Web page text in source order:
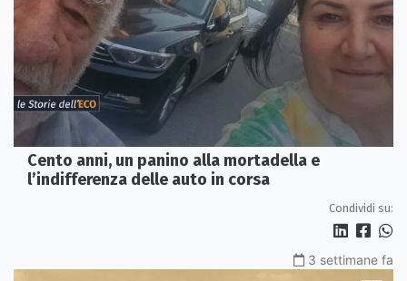
Cento anni, un panino alla mortadella e
l’indifferenza delle auto in corsa
Condividi su:
3 settimane fa